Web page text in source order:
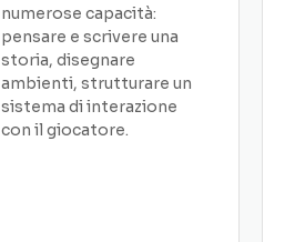
numerose capacità:
pensare e scrivere una
storia, disegnare
ambienti, strutturare un
sistema di interazione
con il giocatore.